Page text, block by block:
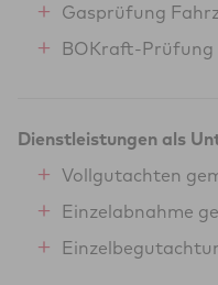
Gasprüfung
BOKraft-Prüfung
Dienstleistungen als
Vollgutachten
Einzelabnahme